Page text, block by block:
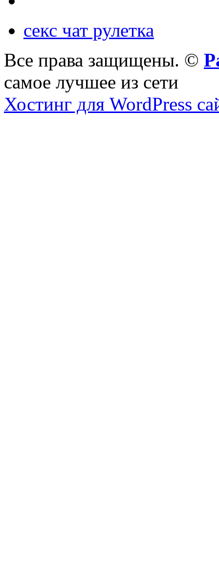
секс чат рулетка
Все права защищены. ©
самое лучшее из сети
Хостинг для WordPress